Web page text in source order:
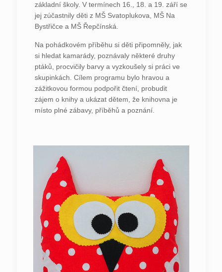
základní školy. V termínech 16., 18. a 19. září se
jej zúčastnily děti z MŠ Svatoplukova, MŠ Na
Bystřičce a MŠ Řepčínská.
Na pohádkovém příběhu si děti připomněly, jak
si hledat kamarády, poznávaly některé druhy
ptáků, procvičily barvy a vyzkoušely si práci ve
skupinkách. Cílem programu bylo hravou a
zážitkovou formou podpořit čtení, probudit
zájem o knihy a ukázat dětem, že knihovna je
místo plné zábavy, příběhů a poznání.